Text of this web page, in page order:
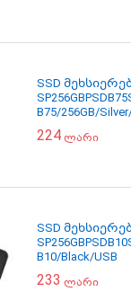
SSD
B75/256GB/
224 ლარი
SSD
B10/Black/USB
233 ლარი